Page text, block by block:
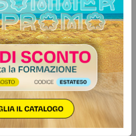
catastrofali per le
stipulare la polizza
alle dimensioni
Tutti i chiarimenti